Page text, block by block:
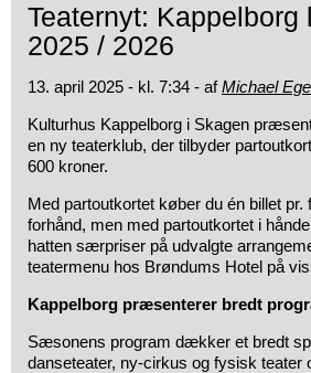
Teaternyt:
2025 / 2026
13. april 2025 - kl. 7:34 - afMichael
Kulturhus Kappelborg i Skagen
en ny teaterklub, der tilbyder
600 kroner.
Med partoutkortet køber du én billet
forhånd, men med partoutkortet i
hatten særpriser på udvalgte
teatermenu hos Brøndums Hotel på
Kappelborg præsenterer bredt
Sæsonens program dækker et bredt
danseteater, ny-cirkus og fysisk